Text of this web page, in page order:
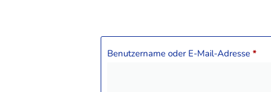
Benutzername oder E-Mail-Adresse *